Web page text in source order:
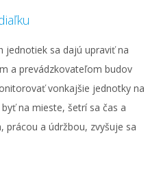
jednotiek sa dajú upraviť na
a prevádzkovateľom budov
vonkajšie jednotky na
na mieste, šetrí sa čas a
prácou a údržbou, zvyšuje sa